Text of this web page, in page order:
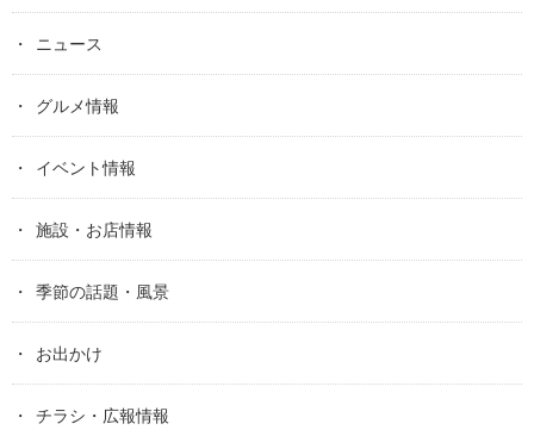
ニュース
グルメ情報
イベント情報
施設・お店情報
季節の話題・風景
お出かけ
チラシ・広報情報